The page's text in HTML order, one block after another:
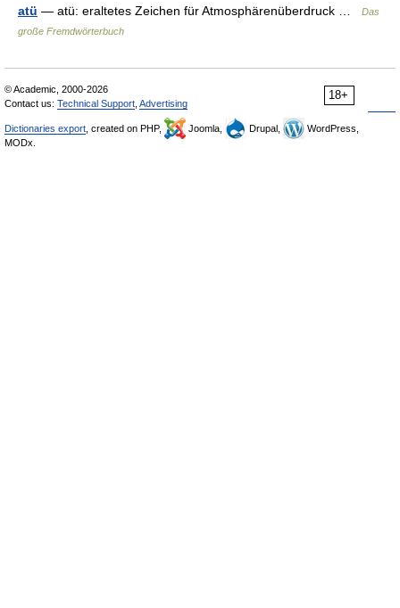
atü — atü: eraltetes Zeichen für Atmosphärenüberdruck …
Das
große Fremdwörterbuch
18+
© Academic, 2000-2026
Contact us: Technical Support Advertising
Dictionaries export , created on PHP, Joomla, Drupal,
WordPress,
MODx.